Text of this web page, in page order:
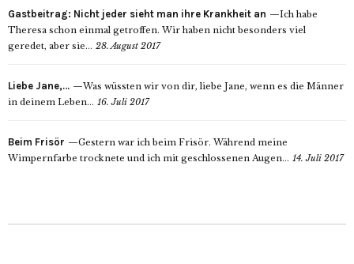
Gastbeitrag: Nicht jeder sieht man ihre Krankheit an
Ich habe
Theresa schon einmal getroffen. Wir haben nicht besonders viel
geredet, aber sie... 28. August 2017
Liebe Jane,…
Was wüssten wir von dir, liebe Jane, wenn es die Männer
in deinem Leben... 16. Juli 2017
Beim Frisör
Gestern war ich beim Frisör. Während meine
Wimpernfarbe trocknete und ich mit geschlossenen Augen... 14. Juli 2017